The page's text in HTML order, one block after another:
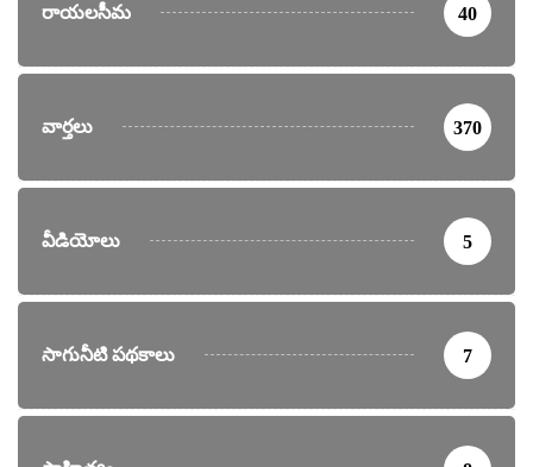
రాయలసీమ 40
వార్తలు 370
వీడియోలు 5
సాగునీటి పథకాలు 7